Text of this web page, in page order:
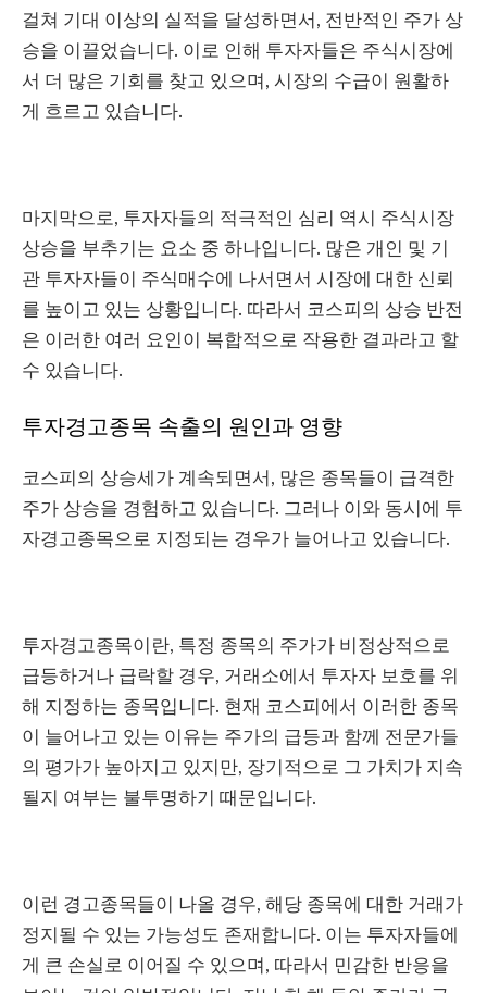
걸쳐 기대 이상의 실적을 달성하면서, 전반적인 주가 상
승을 이끌었습니다. 이로 인해 투자자들은 주식시장에
서 더 많은 기회를 찾고 있으며, 시장의 수급이 원활하
게 흐르고 있습니다.
마지막으로, 투자자들의 적극적인 심리 역시 주식시장
상승을 부추기는 요소 중 하나입니다. 많은 개인 및 기
관 투자자들이 주식매수에 나서면서 시장에 대한 신뢰
를 높이고 있는 상황입니다. 따라서 코스피의 상승 반전
은 이러한 여러 요인이 복합적으로 작용한 결과라고 할
수 있습니다.
투자경고종목 속출의 원인과 영향
코스피의 상승세가 계속되면서, 많은 종목들이 급격한
주가 상승을 경험하고 있습니다. 그러나 이와 동시에 투
자경고종목으로 지정되는 경우가 늘어나고 있습니다.
투자경고종목이란, 특정 종목의 주가가 비정상적으로
급등하거나 급락할 경우, 거래소에서 투자자 보호를 위
해 지정하는 종목입니다. 현재 코스피에서 이러한 종목
이 늘어나고 있는 이유는 주가의 급등과 함께 전문가들
의 평가가 높아지고 있지만, 장기적으로 그 가치가 지속
될지 여부는 불투명하기 때문입니다.
이런 경고종목들이 나올 경우, 해당 종목에 대한 거래가
정지될 수 있는 가능성도 존재합니다. 이는 투자자들에
게 큰 손실로 이어질 수 있으며, 따라서 민감한 반응을